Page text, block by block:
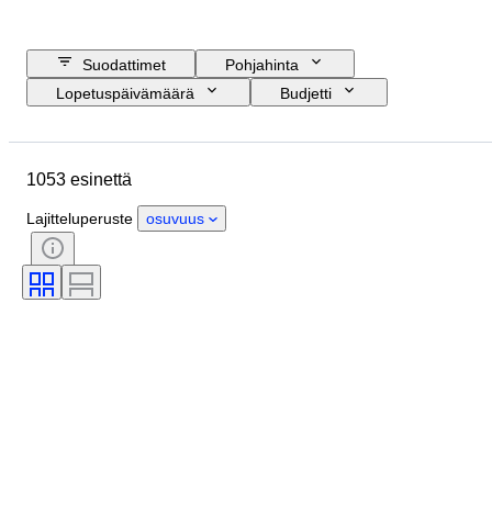
Suodattimet
Pohjahinta
Lopetuspäivämäärä
Budjetti
Materiaali
Aihe
Tyylisuuntaus
Allekirjoitus
Rannekellon liike
1053 esinettä
Lajitteluperuste osuvuus